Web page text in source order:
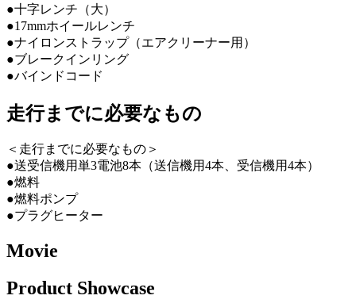
●十字レンチ（大）
●17mmホイールレンチ
●ナイロンストラップ（エアクリーナー用）
●ブレークインリング
●バインドコード
走行までに必要なもの
＜走行までに必要なもの＞
●送受信機用単3電池8本（送信機用4本、受信機用4本）
●燃料
●燃料ポンプ
●プラグヒーター
Movie
Product Showcase